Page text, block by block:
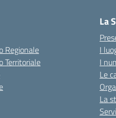
Regionale
Territoriale
La
I
I
Le
La